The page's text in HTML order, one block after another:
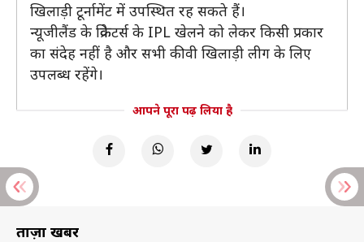
खिलाड़ी टूर्नामेंट में उपस्थित रह सकते हैं।
न्यूजीलैंड के क्रिकेटर्स के IPL खेलने को लेकर किसी प्रकार
का संदेह नहीं है और सभी कीवी खिलाड़ी लीग के लिए
उपलब्ध रहेंगे।
आपने पूरा पढ़ लिया है
ताज़ा खबरें